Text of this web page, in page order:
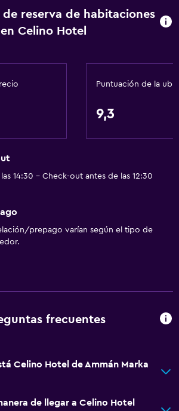
de reserva de habitaciones
en Celino Hotel
Puntuación de la
9,3
14:30 - Check-out antes de las 12:30
prepago varían según el tipo de
frecuentes
Celino Hotel de Ammán Marka
de llegar a Celino Hotel